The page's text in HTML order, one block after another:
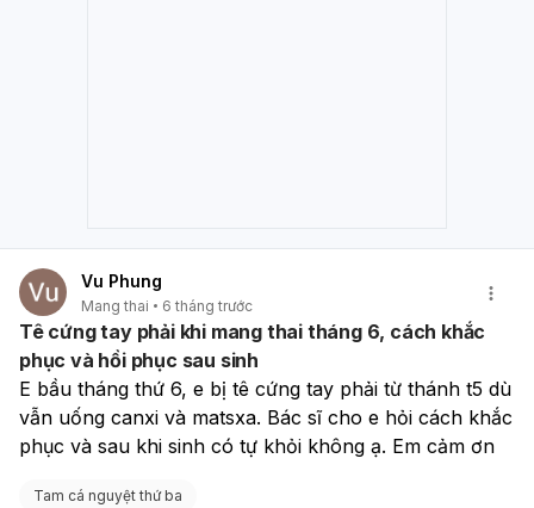
Vu Phung
Mang thai 6 tháng trước
Tê cứng tay phải khi mang thai tháng 6, cách khắc
phục và hồi phục sau sinh
E bầu tháng thứ 6, e bị tê cứng tay phải từ thánh t5 dù
vẫn uống canxi và matsxa. Bác sĩ cho e hỏi cách khắc
phục và sau khi sinh có tự khỏi không ạ. Em cảm ơn
Tam cá nguyệt thứ ba